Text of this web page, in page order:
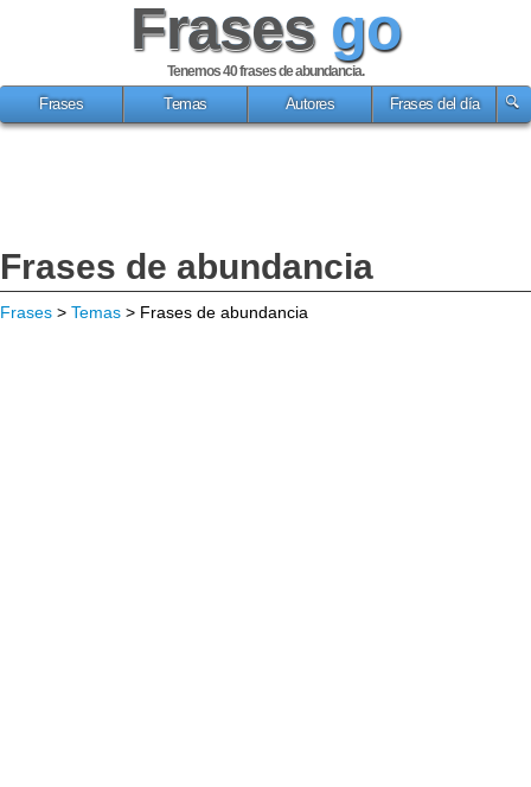
Frases go
Tenemos 40frases de abundancia.
Frases
Temas Autores Frases del día
Frases de abundancia
Frases > Temas > Frases de abundancia